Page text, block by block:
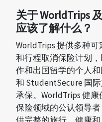
关于 WorldTrips
应该了解什么？
WorldTrips 提供多种
和行程取消保险计划
作和出国留学的个人
和 StudentSecure 国
承保。WorldTrips 健
保险领域的公认领导